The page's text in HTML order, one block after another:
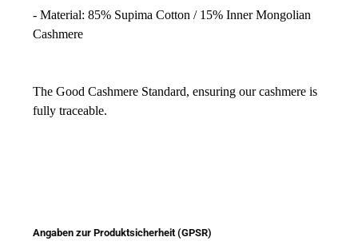
- Material: 85% Supima Cotton / 15% Inner Mongolian
Cashmere
The Good Cashmere Standard, ensuring our cashmere is
fully traceable.
Angaben zur Produktsicherheit (GPSR)